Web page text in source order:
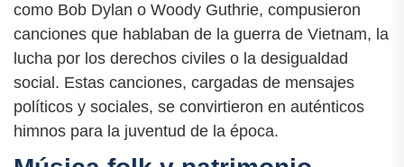
como Bob Dylan o Woody Guthrie, compusieron
canciones que hablaban de la guerra de Vietnam, la
lucha por los derechos civiles o la desigualdad
social. Estas canciones, cargadas de mensajes
políticos y sociales, se convirtieron en auténticos
himnos para la juventud de la época.